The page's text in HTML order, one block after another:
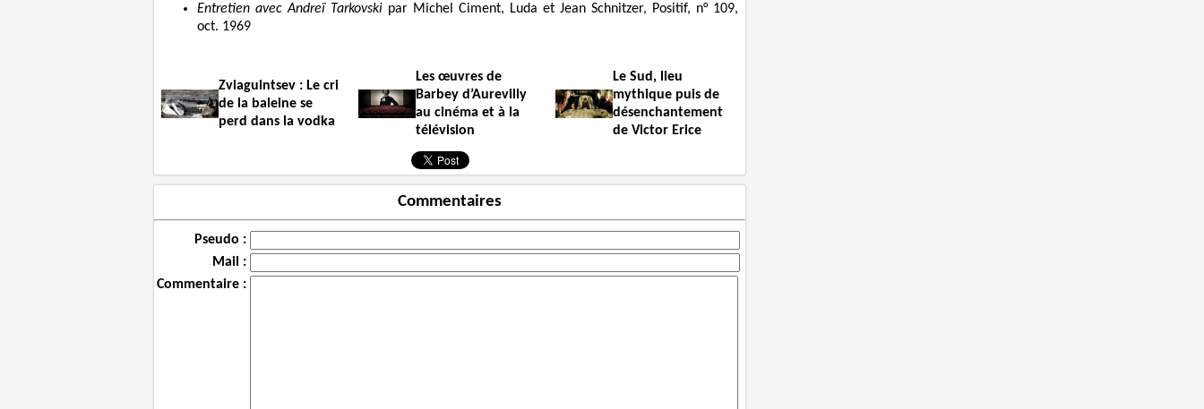
Entretien avec Andreï Tarkovski par Michel Ciment, Luda et Jean Schnitzer, Positif, n° 109,
oct. 1969
Zviaguintsev : Le cri
de la baleine se
perd dans la vodka
Les œuvres de
Barbey d’Aurevilly
au cinéma et à la
télévision
Le Sud, lieu
mythique puis de
désenchantement
de Victor Erice
Commentaires
Pseudo :
Mail :
Commentaire :